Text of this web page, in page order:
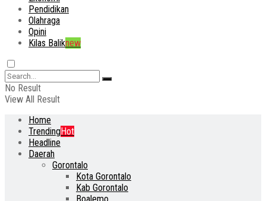
Pendidikan
Olahraga
Opini
Kilas Baliknew
No Result
View All Result
Home
TrendingHot
Headline
Daerah
Gorontalo
Kota Gorontalo
Kab Gorontalo